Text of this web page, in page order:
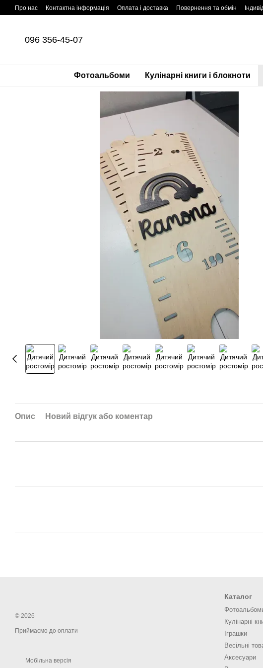
Перейти до основного контенту
Про нас Контактна інформація Оплата і доставка Повернення та обмін
096 356-45-07
Фотоальбоми Кулінарні книги і блокноти
Опис Новий відгук або коментар
© 2026
Приймаємо до оплати
Мобільна версія
Каталог
Кулінарні
Іграшки
Весільні
Аксесуари